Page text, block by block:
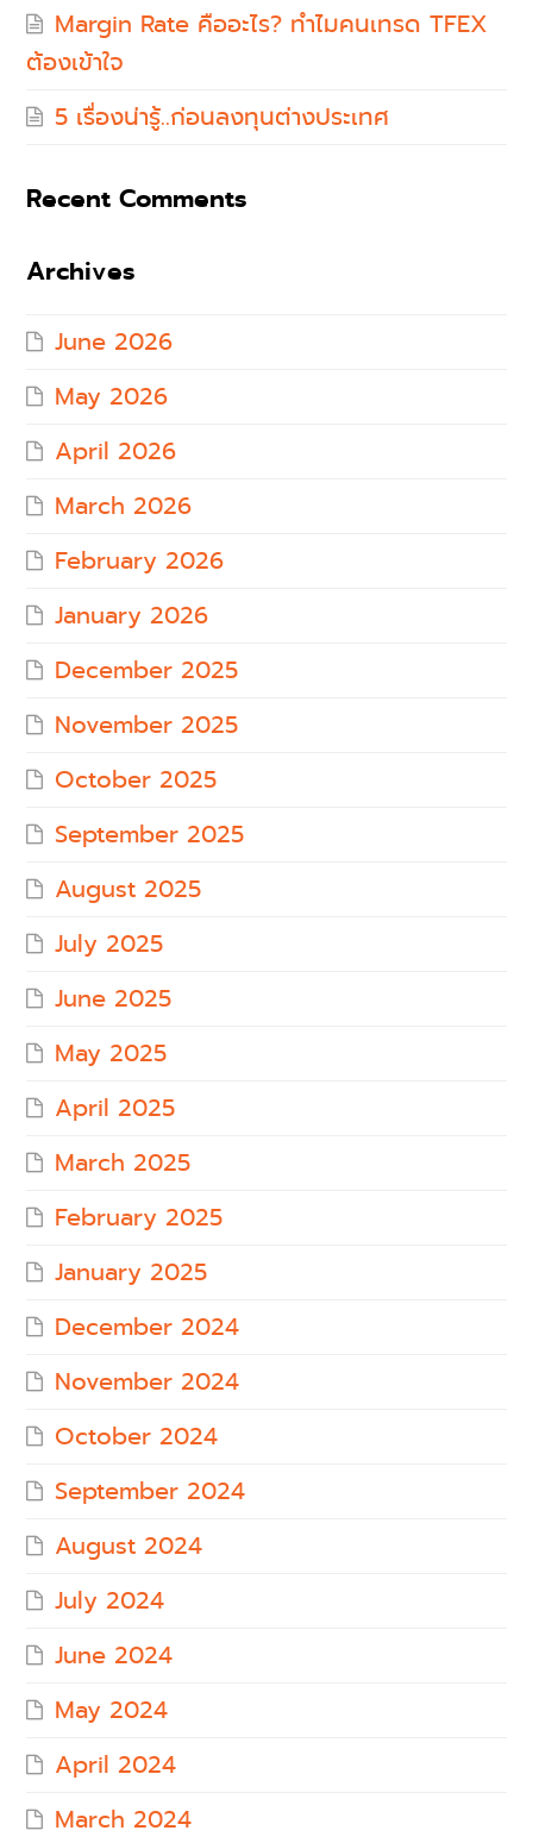
Margin Rate คืออะไร? ทำไมคนเทรด TFEX
ต้องเข้าใจ
5 เรื่องน่ารู้..ก่อนลงทุนต่างประเทศ
Recent Comments
Archives
June 2026
May 2026
April 2026
March 2026
February 2026
January 2026
December 2025
November 2025
October 2025
September 2025
August 2025
July 2025
June 2025
May 2025
April 2025
March 2025
February 2025
January 2025
December 2024
November 2024
October 2024
September 2024
August 2024
July 2024
June 2024
May 2024
April 2024
March 2024